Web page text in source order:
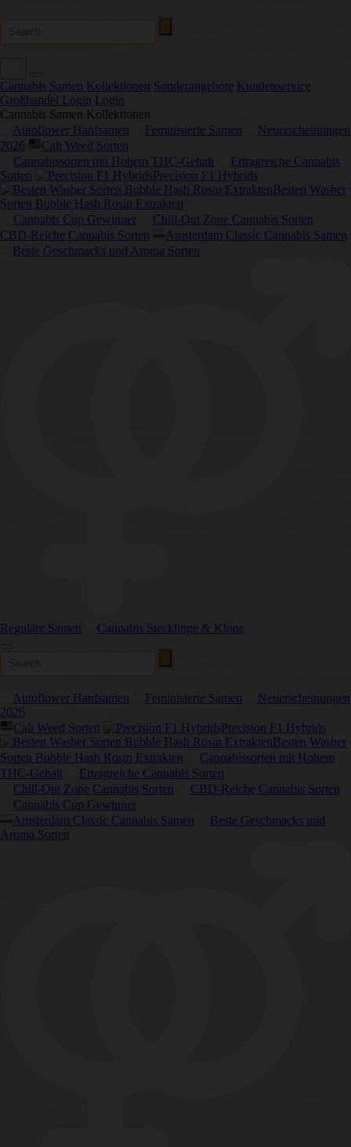
Cannabis Samen Kollektionen Sonderangebote Kundenservice
Großhandel Login Login
Cannabis Samen Kollektionen
Autoflower Hanfsamen
Feminisierte Samen
Neuerscheinungen
2026
Cali Weed Sorten
Cannabissorten mit Hohem THC-Gehalt
Ertragreiche Cannabis
Sorten
Precision F1 Hybrids
Besten Washer
Sorten Bubble Hash Rosin Extrakten
Cannabis Cup Gewinner
Chill-Out Zone Cannabis Sorten
CBD-Reiche Cannabis Sorten
Amsterdam Classic Cannabis Samen
Beste Geschmacks und Aroma Sorten
Reguläre Samen Cannabis Stecklinge & Klone
Autoflower Hanfsamen Feminisierte Samen
Neuerscheinungen
2026
Cali Weed Sorten
Precision F1 Hybrids
Besten Washer
Sorten Bubble Hash Rosin Extrakten
Cannabissorten mit Hohem
THC-Gehalt
Ertragreiche Cannabis Sorten
Chill-Out Zone Cannabis Sorten
CBD-Reiche Cannabis Sorten
Cannabis Cup Gewinner
Amsterdam Classic Cannabis Samen
Beste Geschmacks und
Aroma Sorten